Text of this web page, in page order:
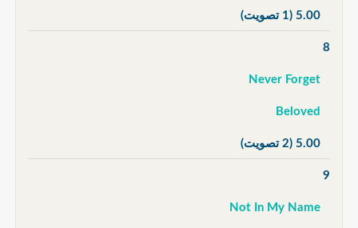
5.00 (1 تصويت)
8
Never Forget
Beloved
5.00 (2 تصويت)
9
Not In My Name